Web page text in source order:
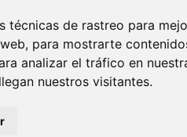
técnicas de rastreo para
para mostrarte
analizar el tráfico en
nuestros visitantes.